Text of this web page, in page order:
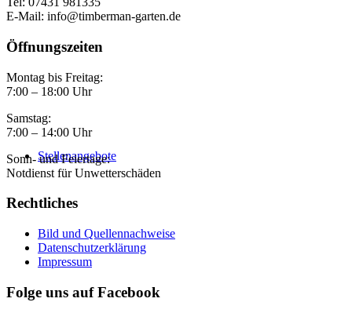
Stellenangebote
E-Mail: info@timberman-garten.de
Öffnungszeiten
Montag bis Freitag:
7:00 – 18:00 Uhr
Samstag:
7:00 – 14:00 Uhr
Sonn- und Feiertage:
Notdienst für Unwetterschäden
Rechtliches
Bild und Quellennachweise
Datenschutzerklärung
Impressum
Folge uns auf Facebook